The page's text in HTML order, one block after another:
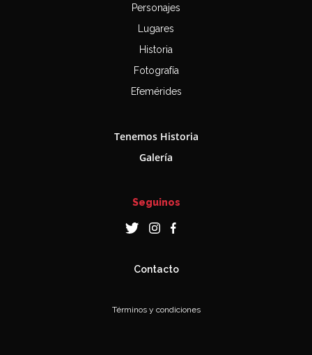
Personajes
Lugares
Historia
Fotografía
Efemérides
Tenemos Historia
Galería
Seguinos
Contacto
Términos y condiciones